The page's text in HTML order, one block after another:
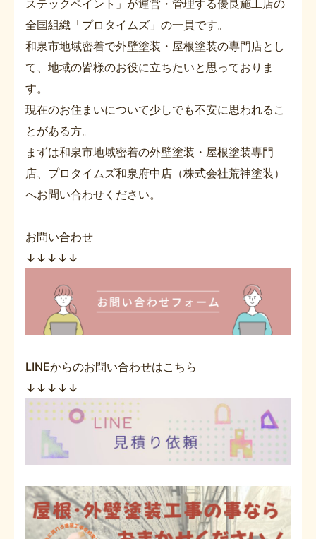
ステックペイント」が運営・管理する優良施工店の
全国組織「プロタイムズ」の一員です。
和泉市地域密着で外壁塗装・屋根塗装の専門店とし
て、地域の皆様のお役に立ちたいと思っておりま
す。
現在のお住まいについて少しでも不安に思われるこ
とがある方。
まずは和泉市地域密着の外壁塗装・屋根塗装専門
店、プロタイムズ和泉府中店（株式会社荒神塗装）
へお問い合わせください。
お問い合わせ
↓↓↓↓↓
LINEからのお問い合わせはこちら
↓↓↓↓↓